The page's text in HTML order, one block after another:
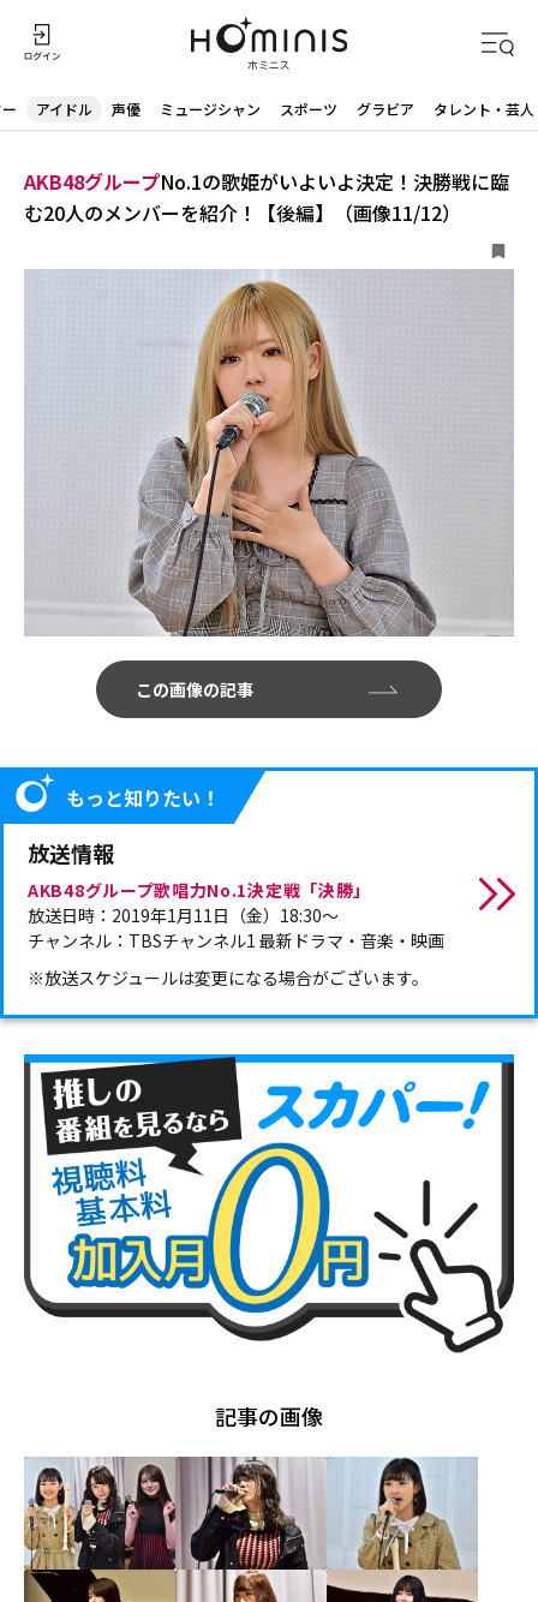
アイドル 声優 ミュージシャン スポーツ グラビア タレント・芸人
AKB48グループNo.1の歌姫がいよいよ決定！決勝戦に臨
む20人のメンバーを紹介！【後編】（画像11/12）
この画像の記事
もっと知りたい！
放送情報
AKB48グループ歌唱力No.1決定戦「決勝」
放送日時：2019年1月11日（金）18:30～
チャンネル：TBSチャンネル1 最新ドラマ・音楽・映画
※放送スケジュールは変更になる場合がございます。
記事の画像